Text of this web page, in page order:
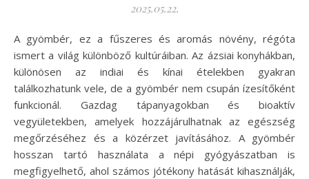
2025.05.22.
A gyömbér, ez a fűszeres és aromás növény, régóta
ismert a világ különböző kultúráiban. Az ázsiai konyhákban,
különösen az indiai és kínai ételekben gyakran
találkozhatunk vele, de a gyömbér nem csupán ízesítőként
funkcionál. Gazdag tápanyagokban és bioaktív
vegyületekben, amelyek hozzájárulhatnak az egészség
megőrzéséhez és a közérzet javításához. A gyömbér
hosszan tartó használata a népi gyógyászatban is
megfigyelhető, ahol számos jótékony hatását kihasználják,